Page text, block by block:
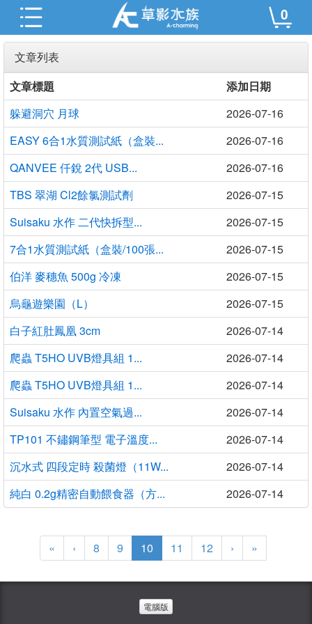
0
文章列表
文章標題
添加日期
躲避洞穴 月球
2026-07-16
EASY 6合1水質測試紙（盒裝...
2026-07-16
QANVEE 仟銳 2代 USB...
2026-07-16
TBS 翠湖 Cl2餘氯測試劑
2026-07-15
Suisaku 水作 二代快拆型...
2026-07-15
7合1水質測試紙（盒裝/100張...
2026-07-15
伯洋 麥穗魚 500g 冷凍
2026-07-15
烏龜遊樂園（L）
2026-07-15
白子紅肚鳳凰 3cm
2026-07-14
爬蟲 T5HO UVB燈具組 1...
2026-07-14
爬蟲 T5HO UVB燈具組 1...
2026-07-14
Suisaku 水作 內置空氣過...
2026-07-14
TP101 不鏽鋼筆型 電子溫度...
2026-07-14
沉水式 四段定時 殺菌燈（11W...
2026-07-14
純白 0.2g精密自動餵食器（方...
2026-07-14
« ‹ 8 9 10 (current)
11 12 › »
電腦版